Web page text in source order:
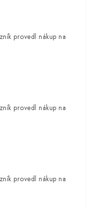
provedl nákup na
provedl nákup na
provedl nákup na